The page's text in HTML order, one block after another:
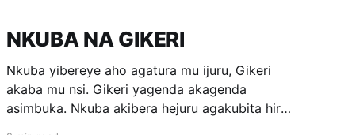
NKUBA NA GIKERI
Nkuba yibereye aho agatura mu ijuru, Gikeri
akaba mu nsi. Gikeri yagenda akagenda
asimbuka. Nkuba akibera hejuru agakubita hirya